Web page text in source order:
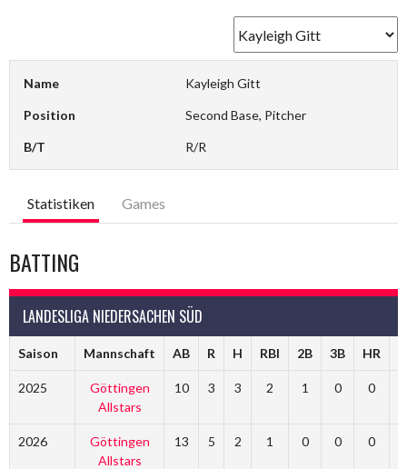
Name Kayleigh Gitt
Position Second Base, Pitcher
B/T R/R
Statistiken Games
BATTING
LANDESLIGA NIEDERSACHEN SÜD
Saison Mannschaft AB R H RBI 2B 3B HR
2025
Göttingen
Allstars
10 3 3 2 1 0 0
2026
Göttingen
Allstars
13 5 2 1 0 0 0